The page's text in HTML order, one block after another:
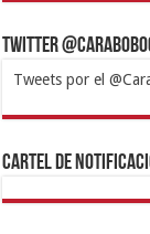
Twitter
Tweets por el
1xbetBetturkey
https://
Cartel de